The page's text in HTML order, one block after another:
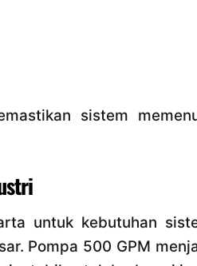
sistem
untuk kebutuhan
Pompa 500 GPM